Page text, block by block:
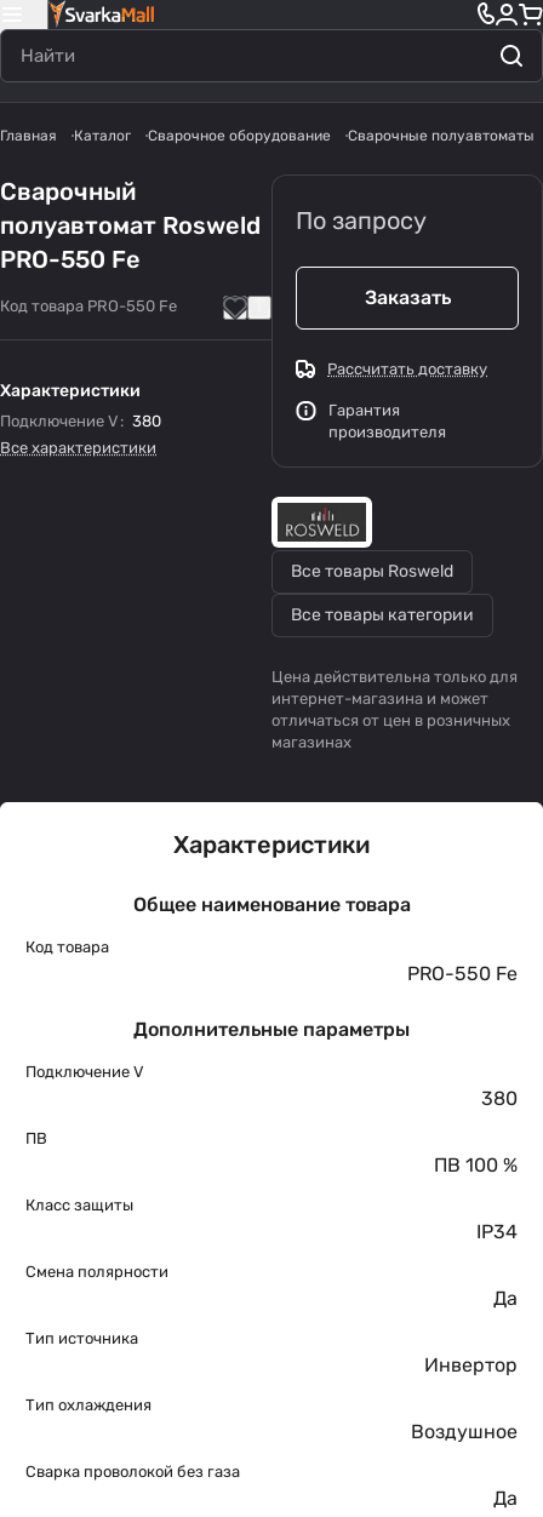
Главная Каталог Сварочное оборудование Сварочные полуавтоматы
Сварочный
полуавтомат Rosweld
PRO-550 Fe
Код товара PRO-550 Fe
Характеристики
Подключение V : 380
Все характеристики
По запросу
Заказать
Рассчитать доставку
Гарантия
производителя
Все товары Rosweld
Все товары категории
Цена действительна только для
интернет-магазина и может
отличаться от цен в розничных
магазинах
Характеристики
Общее наименование товара
Код товара
PRO-550 Fe
Дополнительные параметры
Подключение V
380
ПВ
ПВ 100 %
Класс защиты
IP34
Смена полярности
Да
Тип источника
Инвертор
Тип охлаждения
Воздушное
Сварка проволокой без газа
Да